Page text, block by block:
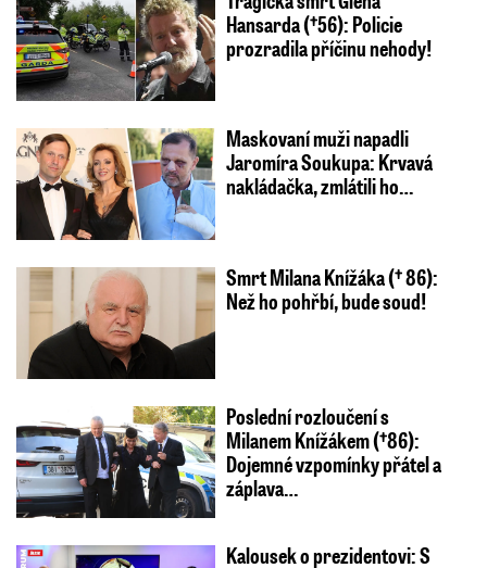
Hansarda (†56): Policie
prozradila příčinu nehody!
Maskovaní muži napadli
Jaromíra Soukupa: Krvavá
nakládačka, zmlátili ho…
Smrt Milana Knížáka († 86):
Než ho pohřbí, bude soud!
Poslední rozloučení s
Milanem Knížákem (†86):
Dojemné vzpomínky přátel a
záplava…
Kalousek o prezidentovi: S